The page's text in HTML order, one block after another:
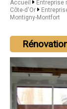
Accueil
Entreprise
Côte-d'Or
Montigny-Montfort